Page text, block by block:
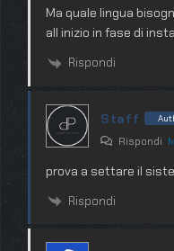
Ma quale lingua
all inizio in fase di
Rispondi
Staff
Rispondi
prova a settare il
Rispondi